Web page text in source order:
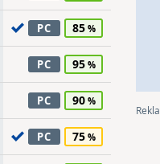
PC 85
PC 95
PC 90
PC 75